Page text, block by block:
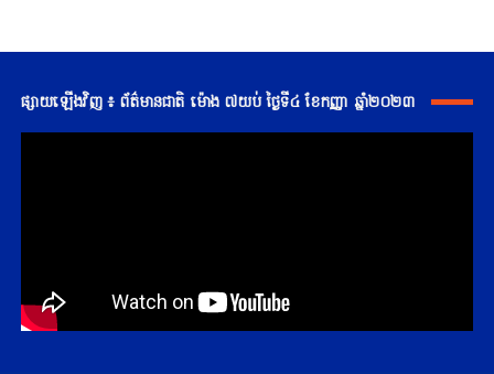
ផ្សាយឡើងវិញ ៖ ព័ត៌មានជាតិ ម៉ោង ៧យប់ ថ្ងៃទី៤ ខែកញ្ញា ឆ្នាំ២០២៣